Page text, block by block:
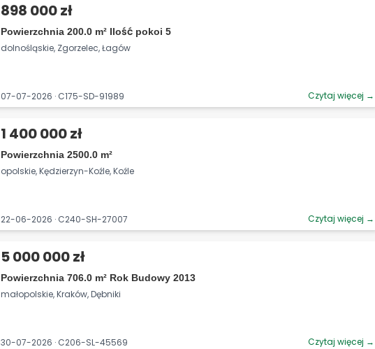
898 000 zł
Powierzchnia 200.0 m² Ilość pokoi 5
dolnośląskie, Zgorzelec, Łagów
07-07-2026 · C175-SD-91989 Czytaj więcej →
1 400 000 zł
Powierzchnia 2500.0 m²
opolskie, Kędzierzyn-Koźle, Koźle
22-06-2026 · C240-SH-27007 Czytaj więcej →
5 000 000 zł
Powierzchnia 706.0 m² Rok Budowy 2013
małopolskie, Kraków, Dębniki
30-07-2026 · C206-SL-45569 Czytaj więcej →